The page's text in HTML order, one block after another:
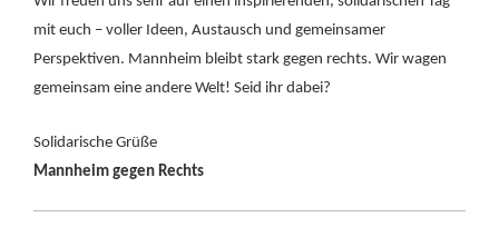
mit euch – voller Ideen, Austausch und gemeinsamer
Perspektiven. Mannheim bleibt stark gegen rechts. Wir wagen
gemeinsam eine andere Welt! Seid ihr dabei?
Solidarische Grüße
Mannheim gegen Rechts